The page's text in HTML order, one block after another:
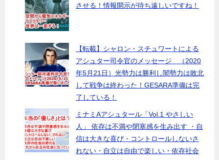
させる！情報開示が待ち遠しいですね！
【転載】シャロン・スチュワートによる
アシュター司令官のメッセージ （2020
年5月21日）光勢力は勝利し闇勢力は敗北
して戦争は終わった！GESARA準備は完
了している！
ミナミAアシュタール「Vol.1 やさしい
人」 依存は不満や閉塞感を生み出す ・自
信は大きな喜び・コントロールしないさ
れない・自立は自由で楽しい・依存社会